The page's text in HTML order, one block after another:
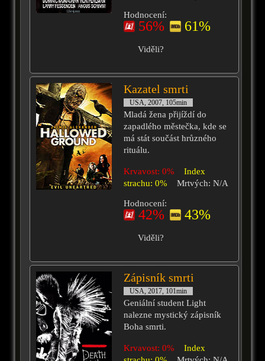
Hodnocení:
56% 61%
Viděli?
Kazatel smrti
USA, 2007, 105min
Mladá žena přijíždí do
zapadlého městečka, kde se
má stát součást hrůzného
rituálu.
Krvavost: 0%
Index
strachu: 0%
Mrtvých: N/A
Hodnocení:
42% 43%
Viděli?
Zápisník smrti
USA, 2017, 101min
Geniální student Light
nalezne mystický zápisník
Boha smrti.
Krvavost: 0%
Index